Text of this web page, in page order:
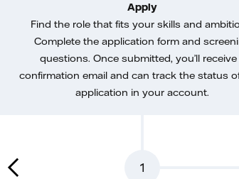
1
Apply
Find the role that fits your skills and
Complete the application form and
questions. Once submitted, you’ll receive
confirmation email and can track the status
application in your account.